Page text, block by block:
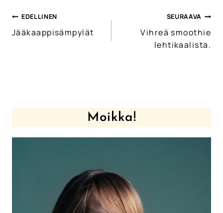
Artikkelien
selaus
EDELLINEN
Jääkaappisämpylät
SEURAAVA
Vihreä smoothie
lehtikaalista.
Moikka!